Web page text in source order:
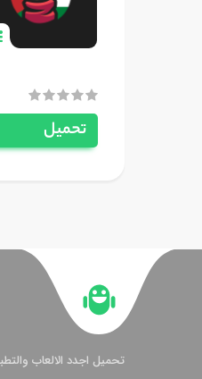
تحميل
تحميل اجدد الالعاب